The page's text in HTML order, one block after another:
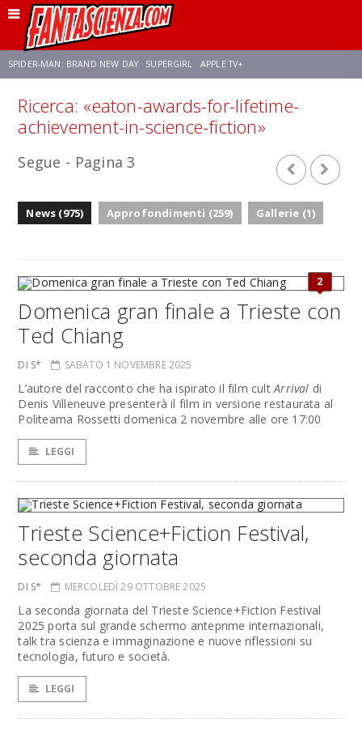
SPIDER-MAN: BRAND NEW DAY SUPERGIRL APPLE TV+
NETFLIX SADIE SINK CELIA ROSE GOODING
Ricerca: «eaton-awards-for-lifetime-
achievement-in-science-fiction»
Segue - Pagina 3
News (975) Approfondimenti (259) Gallerie (1)
2
Domenica gran finale a Trieste con
Ted Chiang
DI S* SABATO 1 NOVEMBRE 2025
L’autore del racconto che ha ispirato il film cultArrival di
Denis Villeneuve presenterà il film in versione restaurata al
Politeama Rossetti domenica 2 novembre alle ore 17:00
LEGGI
Trieste Science+Fiction Festival,
seconda giornata
DI S* MERCOLEDÌ 29 OTTOBRE 2025
La seconda giornata del Trieste Science+Fiction Festival
2025 porta sul grande schermo anteprime internazionali,
talk tra scienza e immaginazione e nuove riflessioni su
tecnologia, futuro e società.
LEGGI